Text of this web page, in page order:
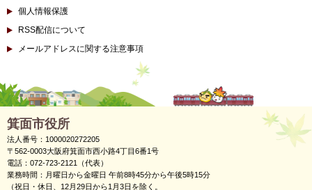
個人情報保護
RSS配信について
メールアドレスに関する注意事項
箕面市役所
法人番号：1000020272205
〒562-0003大阪府箕面市西小路4丁目6番1号
電話：072-723-2121（代表）
業務時間：月曜日から金曜日 午前8時45分から午後5時15分
（祝日・休日、12月29日から1月3日を除く。